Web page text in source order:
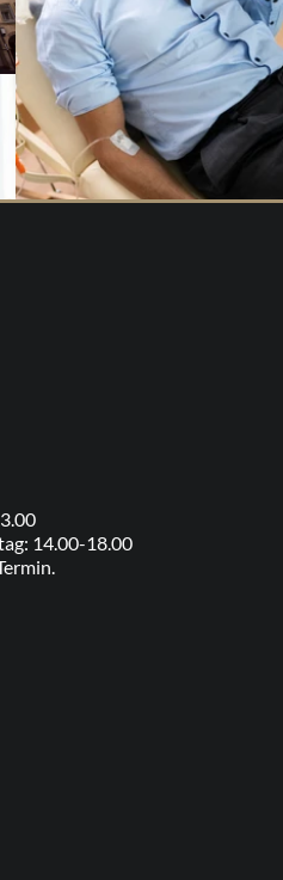
14.00-18.00